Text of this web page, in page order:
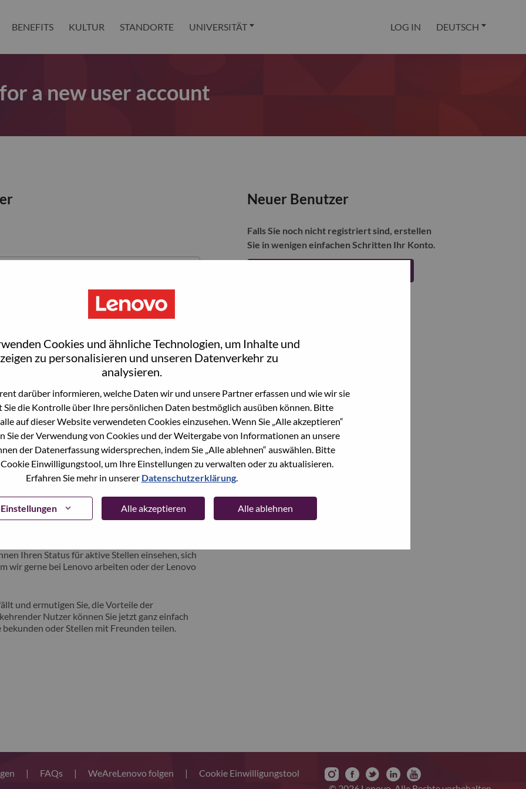
Cookies und ähnliche Technologien, um Inhalte und
zu personalisieren und unseren Datenverkehr zu
analysieren.
darüber informieren, welche Daten wir und unsere Partner erfassen und wie wir sie
Sie die Kontrolle über Ihre persönlichen Daten bestmöglich ausüben können. Bitte
auf dieser Website verwendeten Cookies einzusehen. Wenn Sie „Alle akzeptieren“
Sie der Verwendung von Cookies und der Weitergabe von Informationen an unsere
der Datenerfassung widersprechen, indem Sie „Alle ablehnen“ auswählen. Bitte
Cookie Einwilligungstool, um Ihre Einstellungen zu verwalten oder zu aktualisieren.
Erfahren Sie mehr in unserer Datenschutzerklärung.
Alle akzeptieren Alle ablehnen
BENEFITS KULTUR STANDORTE UNIVERSITÄT LOG IN DEUTSCH
a new user account
beworben haben, haben wir Ihre E-Mail in
"Passwort vergessen", um Ihr Passwort
bei der Registrierung als neuer Benutzer haben,
hrsupport@lenovo.com nd teilen Sie uns die
Screenshots mit. Bitte geben Sie in der
an. Ein Mitglied unseres Teams wird sich nach
vorstellen zu können, auf der Sie von
Ihren Status für aktive Stellen einsehen, sich
wir gerne bei Lenovo arbeiten oder der Lenovo
und ermutigen Sie, die Vorteile der
Nutzer können Sie jetzt ganz einfach
oder Stellen mit Freunden teilen.
Neuer Benutzer
Falls Sie noch nicht registriert sind, erstellen
Sie in wenigen einfachen Schritten Ihr Konto.
| FAQs | WeAreLenovo folgen |
Cookie Einwilligungstool